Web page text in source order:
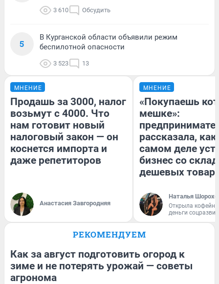
3 610 Обсудить
5
В Курганской области объявили режим
беспилотной опасности
3 523 13
МНЕНИЕ
Продашь за 3000, налог
возьмут с 4000. Что
нам готовит новый
налоговый закон — он
коснется импорта и
даже репетиторов
Анастасия Завгородняя
МНЕНИЕ
«Покупаешь
мешке»:
рассказала, как
самом деле
бизнес со
дешевых
Наталья
Открыла
деньги
РЕКОМЕНДУЕМ
Как за август подготовить огород к
зиме и не потерять урожай — советы
агронома